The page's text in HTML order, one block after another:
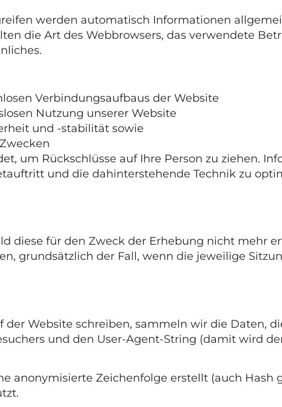
werden automatisch Informationen
die Art des Webbrowsers, das verwendete
Verbindungsaufbaus der Website
Nutzung unserer Website
und -stabilität sowie
um Rückschlüsse auf Ihre Person zu ziehen.
und die dahinterstehende Technik zu
diese für den Zweck der Erhebung nicht mehr
grundsätzlich der Fall, wenn die jeweilige
der Website schreiben, sammeln wir die Daten,
und den User-Agent-String (damit wird
anonymisierte Zeichenfolge erstellt (auch